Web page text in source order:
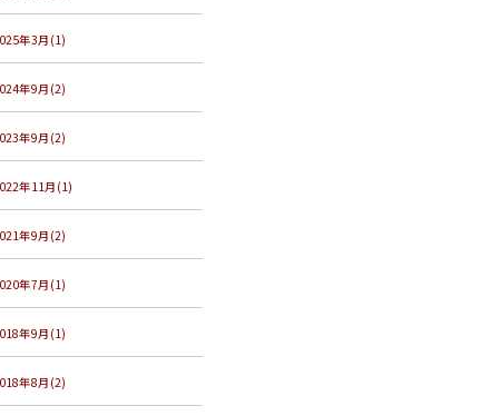
年3月(1)
年9月(2)
年9月(2)
年11月(1)
年9月(2)
年7月(1)
年9月(1)
年8月(2)